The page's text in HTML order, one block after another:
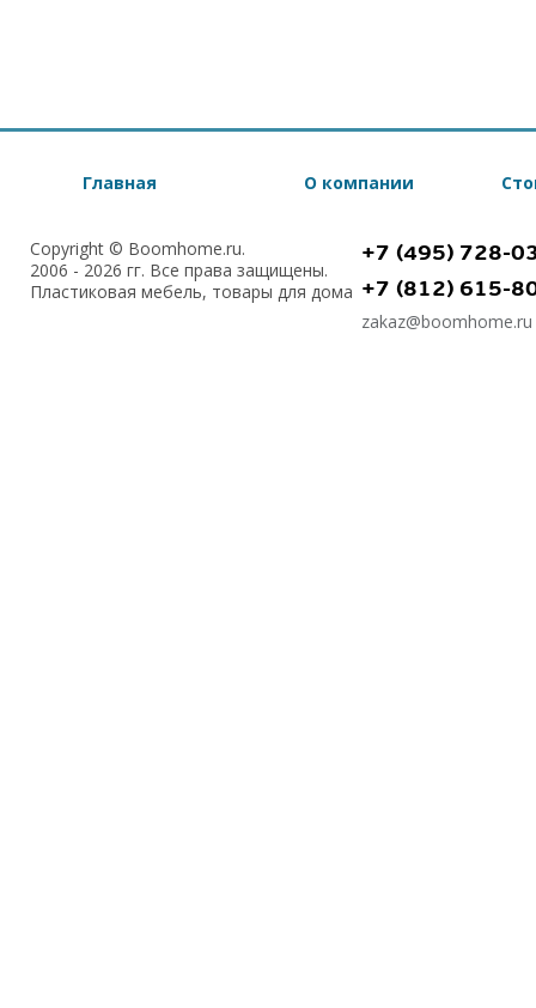
Главная О компании
Copyright © Boomhome.ru.
2006 - 2026 гг. Все права защищены.
Пластиковая мебель, товары для дома
+7 (495) 728-
+7 (812) 615-
zakaz@boomhome.ru